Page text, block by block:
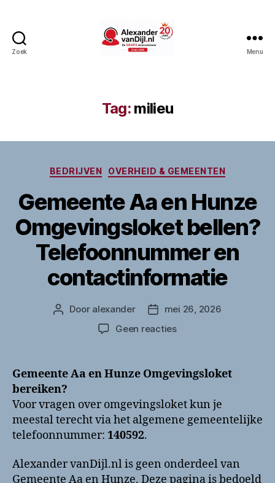
Zoek Menu
Tag: milieu
Categorieën
BEDRIJVEN OVERHEID & GEMEENTEN
Gemeente Aa en Hunze
Omgevingsloket bellen?
Telefoonnummer en
contactinformatie
Berichtauteur
Door alexander Berichtdatum
mei 26, 2026
Geen reactiesop
en
Hunze
bellen?
Telefoonnummer
Gemeente Aa en Hunze Omgevingsloket
bereiken?
Voor vragen over omgevingsloket kun je
meestal terecht via het algemene gemeentelijke
telefoonnummer: 140592.
Alexander vanDijl.nl is geen onderdeel van
Gemeente Aa en Hunze. Deze pagina is bedoeld